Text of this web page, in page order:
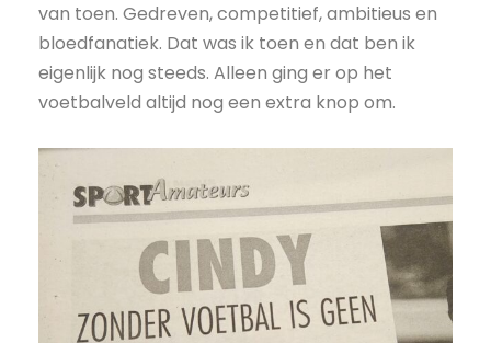
van toen. Gedreven, competitief, ambitieus en
bloedfanatiek. Dat was ik toen en dat ben ik
eigenlijk nog steeds. Alleen ging er op het
voetbalveld altijd nog een extra knop om.